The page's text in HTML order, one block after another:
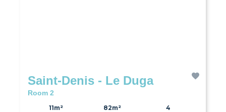
Saint-Denis - Le Duga
Room 2
11m²
82m²
4